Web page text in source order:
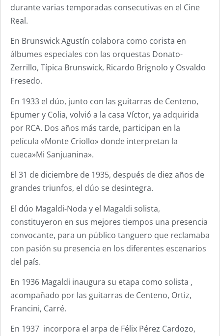
durante varias temporadas consecutivas en el Cine
Real.
En Brunswick Agustín colabora como corista en
álbumes especiales con las orquestas Donato-
Zerrillo, Típica Brunswick, Ricardo Brignolo y Osvaldo
Fresedo.
En 1933 el dúo, junto con las guitarras de Centeno,
Epumer y Colia, volvió a la casa Víctor, ya adquirida
por RCA. Dos años más tarde, participan en la
película «Monte Criollo» donde interpretan la
cueca»Mi Sanjuanina».
El 31 de diciembre de 1935, después de diez años de
grandes triunfos, el dúo se desintegra.
El dúo Magaldi-Noda y el Magaldi solista,
constituyeron en sus mejores tiempos una presencia
convocante, para un público tanguero que reclamaba
con pasión su presencia en los diferentes escenarios
del país.
En 1936 Magaldi inaugura su etapa como solista ,
acompañado por las guitarras de Centeno, Ortiz,
Francini, Carré.
En 1937 incorpora el arpa de Félix Pérez Cardozo,